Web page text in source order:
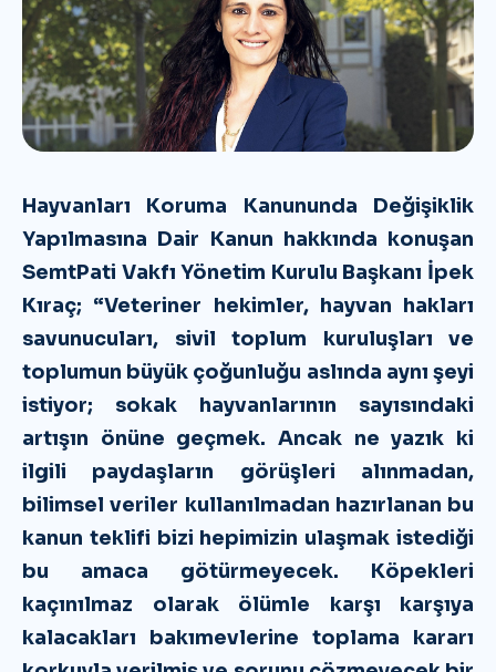
Hayvanları Koruma Kanununda Değişiklik
Yapılmasına Dair Kanun hakkında konuşan
SemtPati Vakfı Yönetim Kurulu Başkanı İpek
Kıraç; “Veteriner hekimler, hayvan hakları
savunucuları, sivil toplum kuruluşları ve
toplumun büyük çoğunluğu aslında aynı şeyi
istiyor; sokak hayvanlarının sayısındaki
artışın önüne geçmek. Ancak ne yazık ki
ilgili paydaşların görüşleri alınmadan,
bilimsel veriler kullanılmadan hazırlanan bu
kanun teklifi bizi hepimizin ulaşmak istediği
bu amaca götürmeyecek. Köpekleri
kaçınılmaz olarak ölümle karşı karşıya
kalacakları bakımevlerine toplama kararı